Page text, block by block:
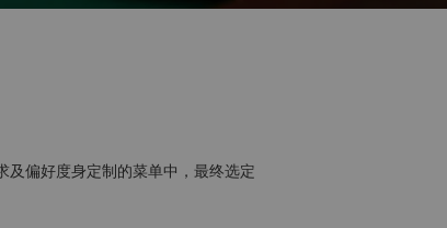
及偏好度身定制的菜单中，最终选定